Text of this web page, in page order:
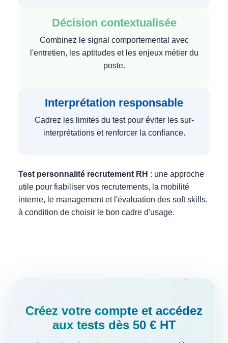
Décision contextualisée
Combinez le signal comportemental avec
l'entretien, les aptitudes et les enjeux métier du
poste.
Interprétation responsable
Cadrez les limites du test pour éviter les sur-
interprétations et renforcer la confiance.
Test personnalité recrutement RH : une approche
utile pour fiabiliser vos recrutements, la mobilité
interne, le management et l'évaluation des soft skills,
à condition de choisir le bon cadre d'usage.
Créez votre compte et accédez
aux tests dès 50 € HT